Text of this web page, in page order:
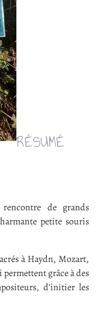
RÉSUMÉ
de grands
petite souris
à Haydn, Mozart,
grâce à des
d’initier les